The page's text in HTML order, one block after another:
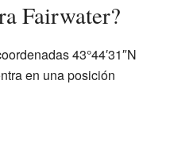
Fairwater?
43°44′31″N
en una posición